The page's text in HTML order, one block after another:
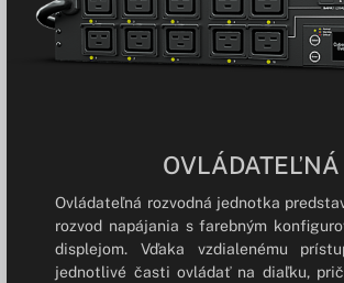
OVLÁDATEĽNÁ
Ovládateľná rozvodná jednotka
rozvod napájania s farebným
displejom. Vďaka vzdialenému
jednotlivé časti ovládať na diaľku,